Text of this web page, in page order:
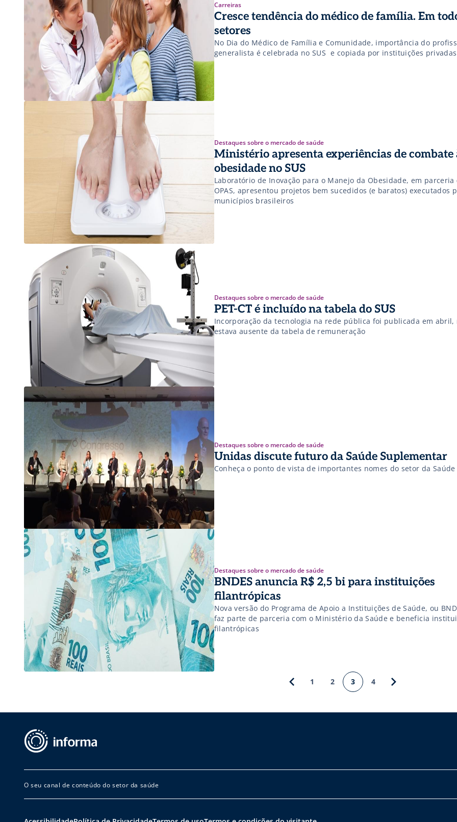
Carreiras
Cresce tendência do médico de família. Em
setores
No Dia do Médico de Família e Comunidade, importância do
generalista é celebrada no SUS  e copiada por instituições privadas
Destaques sobre o mercado de saúde
Ministério apresenta experiências de combate
obesidade no SUS
Laboratório de Inovação para o Manejo da Obesidade, em parceria
OPAS, apresentou projetos bem sucedidos (e baratos) executados
municípios brasileiros
Destaques sobre o mercado de saúde
PET-CT é incluído na tabela do SUS
Incorporação da tecnologia na rede pública foi publicada em abril,
estava ausente da tabela de remuneração
Destaques sobre o mercado de saúde
Unidas discute futuro da Saúde Suplementar
Conheça o ponto de vista de importantes nomes do setor da Saúde
Destaques sobre o mercado de saúde
BNDES anuncia R$ 2,5 bi para instituições
filantrópicas
Nova versão do Programa de Apoio a Instituições de Saúde, ou
faz parte de parceria com o Ministério da Saúde e beneficia
filantrópicas
1 2 3 4
O seu canal de conteúdo do setor da saúde